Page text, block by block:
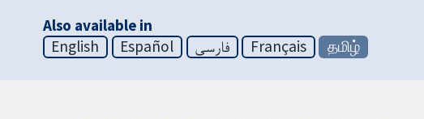
Also available in
English
Español فارسی Français தமிழ்